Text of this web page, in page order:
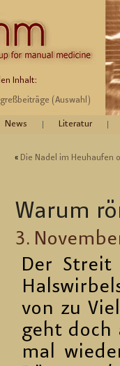
Inhalt:
(Auswahl)
News Literatur
« Die Nadel im Heu­hau­fen
Warum
3.
Der Streit
von zu
geht doch
mal